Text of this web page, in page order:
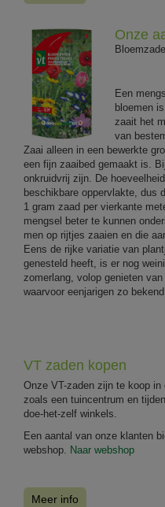
Onze
Een
bloemen
zaait het
van
Zaai alleen in een bewerkte
een fijn zaaibed gemaakt is.
onkruidvrij zijn. De
beschikbare oppervlakte, dus
1 gram zaad per vierkante
mengsel beter te kunnen
men op rijtjes zaaien en die
Eens de rijke variatie van
genesteld heeft, is er nog
zomerlang, volop genieten
waarvoor eenjarigen zo
VT zaden kopen
Onze VT-zaden zijn te koop
zoals een tuincentrum en
doe-het-zelf winkels.
Een aantal van onze klanten
webshop. Naar webshop
Meer info